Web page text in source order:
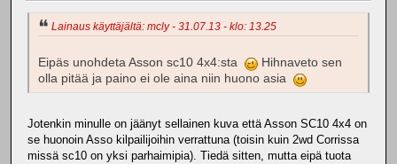
Lainaus käyttäjältä: mcly - 31.07.13 - klo: 13.25
Eipäs unohdeta Asson sc10 4x4:sta
Hihnaveto sen
olla pitää ja paino ei ole aina niin huono asia
Jotenkin minulle on jäänyt sellainen kuva että Asson SC10 4x4 on
se huonoin Asso kilpailijoihin verrattuna (toisin kuin 2wd Corrissa
missä sc10 on yksi parhaimipia). Tiedä sitten, mutta eipä tuota